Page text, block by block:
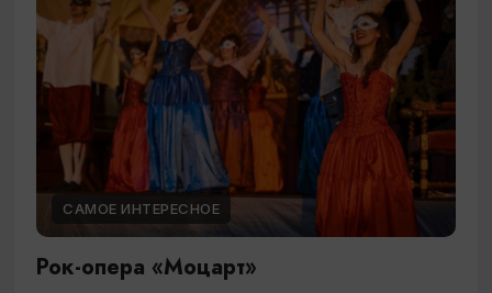
САМОЕ ИНТЕРЕСНОЕ
Рок-опера «Моцарт»